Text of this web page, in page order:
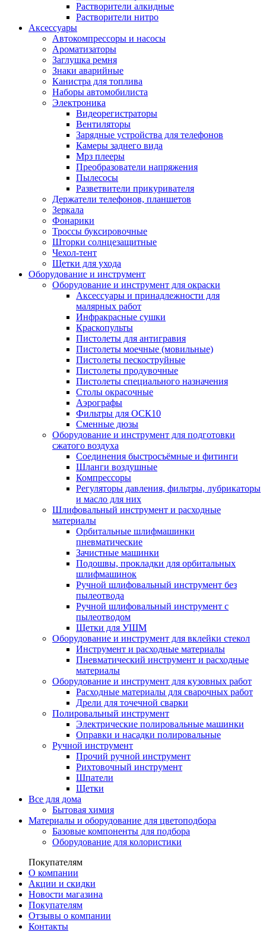
Растворители алкидные
Растворители нитро
Аксессуары
Автокомпрессоры и насосы
Ароматизаторы
Заглушка ремня
Знаки аварийные
Канистра для топлива
Наборы автомобилиста
Электроника
Видеорегистраторы
Вентиляторы
Зарядные устройства для телефонов
Камеры заднего вида
Мрз плееры
Преобразователи напряжения
Пылесосы
Разветвители прикуривателя
Держатели телефонов, планшетов
Зеркала
Фонарики
Троссы буксировочные
Шторки солнцезащитные
Чехол-тент
Щетки для ухода
Оборудование и инструмент
Оборудование и инструмент для окраски
Аксессуары и принадлежности для
малярных работ
Инфракрасные сушки
Краскопульты
Пистолеты для антигравия
Пистолеты моечные (мовильные)
Пистолеты пескоструйные
Пистолеты продувочные
Пистолеты специального назначения
Столы окрасочные
Аэрографы
Фильтры для ОСК10
Сменные дюзы
Оборудование и инструмент для подготовки
сжатого воздуха
Соединения быстросъёмные и фитинги
Шланги воздушные
Компрессоры
Регуляторы давления, фильтры, лубрикаторы
и масло для них
Шлифовальный инструмент и расходные
материалы
Орбитальные шлифмашинки
пневматические
Зачистные машинки
Подошвы, прокладки для орбитальных
шлифмашинок
Ручной шлифовальный инструмент без
пылеотвода
Ручной шлифовальный инструмент с
пылеотводом
Щетки для УШМ
Оборудование и инструмент для вклейки стекол
Инструмент и расходные материалы
Пневматический инструмент и расходные
материалы
Оборудование и инструмент для кузовных работ
Расходные материалы для сварочных работ
Дрели для точечной сварки
Полировальный инструмент
Электрические полировальные машинки
Оправки и насадки полировальные
Ручной инструмент
Прочий ручной инструмент
Рихтовочный инструмент
Шпатели
Щетки
Все для дома
Бытовая химия
Материалы и оборудование для цветоподбора
Базовые компоненты для подбора
Оборудование для колористики
Покупателям
О компании
Акции и скидки
Новости магазина
Покупателям
Отзывы о компании
Контакты